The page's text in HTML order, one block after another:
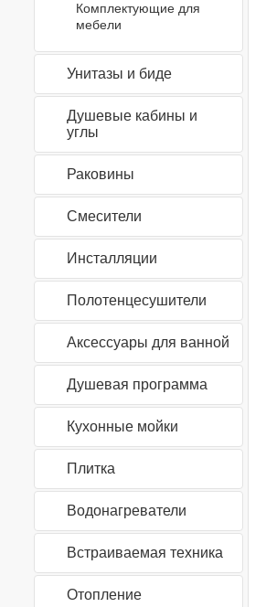
Комплектующие для
мебели
Унитазы и биде
Душевые кабины и
углы
Раковины
Смесители
Инсталляции
Полотенцесушители
Аксессуары для ванной
Душевая программа
Кухонные мойки
Плитка
Водонагреватели
Встраиваемая техника
Отопление